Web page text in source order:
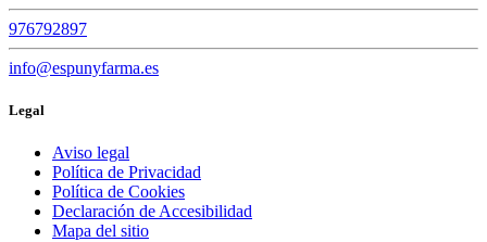
976792897
info@espunyfarma.es
Legal
Aviso legal
Política de Privacidad
Política de Cookies
Declaración de Accesibilidad
Mapa del sitio